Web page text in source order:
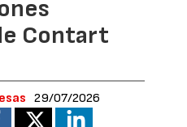
Contart
29/07/2026